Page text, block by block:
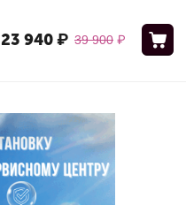
39 900 ₽
23 940₽